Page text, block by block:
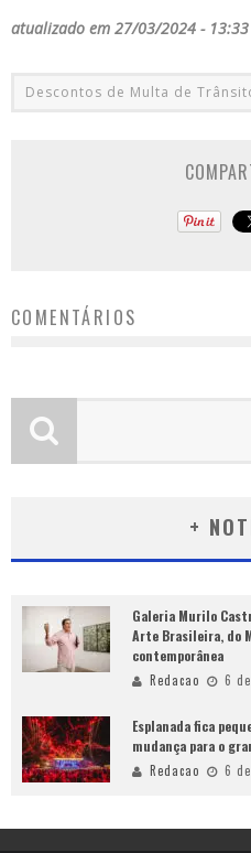
atualizado em 27/03/2024 - 13:33
Descontos de Multa de
COMENTÁRIOS
+
Galeria Murilo
Arte Brasileira, do
contemporânea
Redacao 6
Esplanada fica
mudança para o
Redacao 6